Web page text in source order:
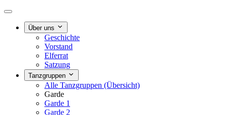
Über uns
Geschichte
Vorstand
Elferrat
Satzung
Tanzgruppen
Alle Tanzgruppen (Übersicht)
Garde
Garde 1
Garde 2